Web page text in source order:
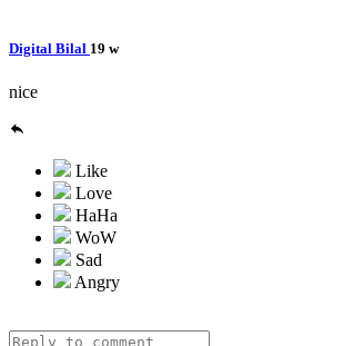
Digital Bilal 19 w
nice